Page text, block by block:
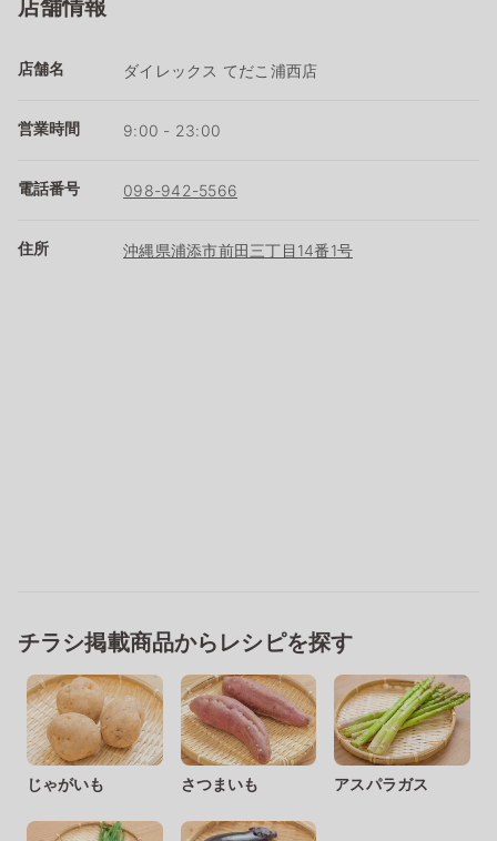
店舗情報
店舗名 ダイレックス てだこ浦西店
営業時間 9:00 - 23:00
電話番号 098-942-5566
住所 沖縄県浦添市前田三丁目14番1号
チラシ掲載商品からレシピを探す
じゃがいも さつまいも アスパラガス